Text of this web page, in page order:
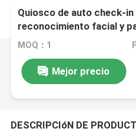
Quiosco de auto check-
reconocimiento facial y
pulgadas para
MOQ：1
Mejor precio
DESCRIPCIóN DE